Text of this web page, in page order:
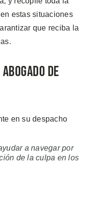
estas situaciones
que reciba la
de
a navegar por
de la culpa en los